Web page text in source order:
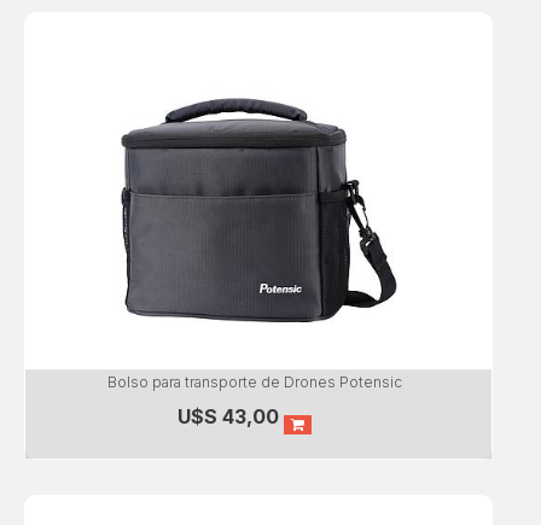
Bolso para transporte de Drones Potensic
U$S 43,00